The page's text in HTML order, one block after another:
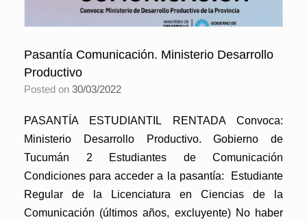
Pasantía Comunicación. Ministerio Desarrollo
Productivo
Posted on 30/03/2022
PASANTÍA ESTUDIANTIL RENTADA Convoca:
Ministerio Desarrollo Productivo. Gobierno de
Tucumán 2 Estudiantes de Comunicación
Condiciones para acceder a la pasantía: Estudiante
Regular de la Licenciatura en Ciencias de la
Comunicación (últimos años, excluyente) No haber